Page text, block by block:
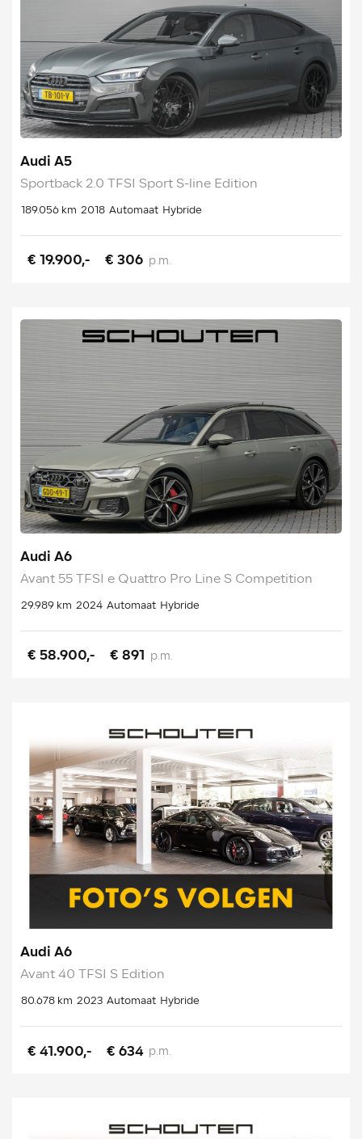
Audi A5
Sportback 2.0 TFSI Sport S-line Edition
189.056 km 2018 Automaat Hybride
€ 19.900,- € 306 p.m.
Audi A6
Avant 55 TFSI e Quattro Pro Line S Competition
29.989 km 2024 Automaat Hybride
€ 58.900,- € 891 p.m.
Audi A6
Avant 40 TFSI S Edition
80.678 km 2023 Automaat Hybride
€ 41.900,- € 634 p.m.